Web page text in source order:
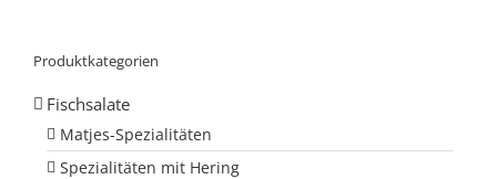
Produktkategorien
Fischsalate
Matjes-Spezialitäten
Spezialitäten mit Hering